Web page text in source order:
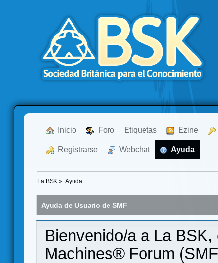
Inicio Foro Etiquetas Ezine
Registrarse Webchat Ayuda
La BSK » Ayuda
Ayuda de Usuario de SMF
Bienvenido/a a La
Machines® Forum